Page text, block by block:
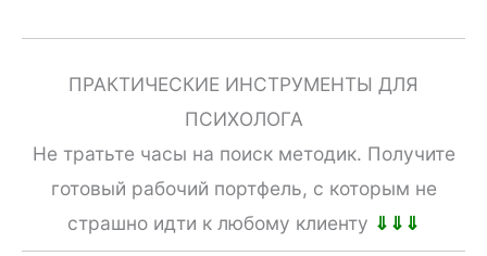
ПРАКТИЧЕСКИЕ ИНСТРУМЕНТЫ ДЛЯ
ПСИХОЛОГА
Не тратьте часы на поиск методик. Получите
готовый рабочий портфель, с которым не
страшно идти к любому клиенту ⇓⇓⇓